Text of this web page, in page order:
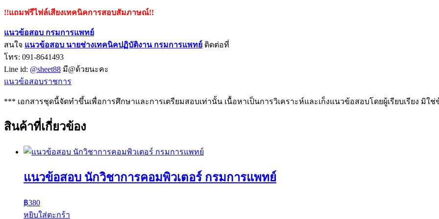
!!แถมฟรีไฟล์เสียงเทคนิคการสอบสัมภาษณ์!!
แนวข้อสอบ กรมการแพทย์
สนใจ แนวข้อสอบ นายช่างเทคนิคปฏิบัติงาน กรมการแพทย์ ติดต่อที่
โทร: 091-8641493
Line id: @sheet88 มี@ด้วยนะคะ
แนวข้อสอบราชการ
*** เอกสารชุดนี้จัดทำขึ้นเพื่อการศึกษาและการเตรียมสอบเท่านั้น เนื้อหาเป็นการวิเคราะห์และเก็งแนวข้อสอบโดยผู้เรียบเรียง มิใ
สินค้าที่เกี่ยวข้อง
แนวข้อสอบ นักวิชาการคอมพิวเตอร์ กรมการแพทย์
฿380
หยิบใส่ตะกร้า